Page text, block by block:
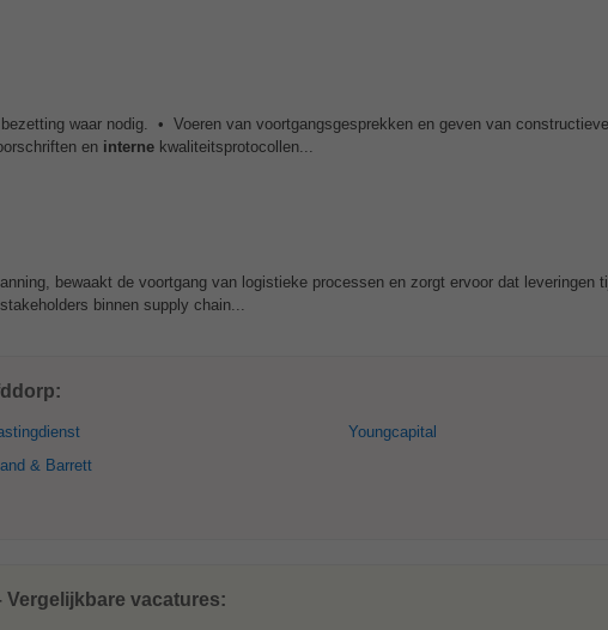
waar nodig. • Voeren van voortgangsgesprekken en geven van
en interne kwaliteitsprotocollen...
bewaakt de voortgang van logistieke processen en zorgt ervoor dat leveringen
stakeholders binnen supply chain...
& Barrett
Youngcapital
vacatures: